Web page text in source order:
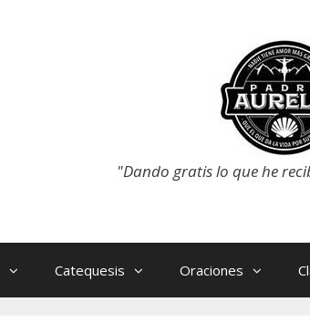
"Dando gratis lo que he
Catequesis Oraciones